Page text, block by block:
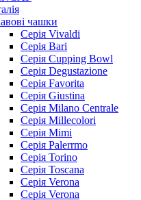
чашки
Cерія Vivaldi
Серія Bari
Серія Cupping Bowl
Серія Degustazione
Серія Favorita
Серія Giustina
Серія Milano Centrale
Серія Millecolori
Серія Mimi
Серія Palerrmo
Серія Torino
Серія Toscana
Серія Verona
Серія Verona